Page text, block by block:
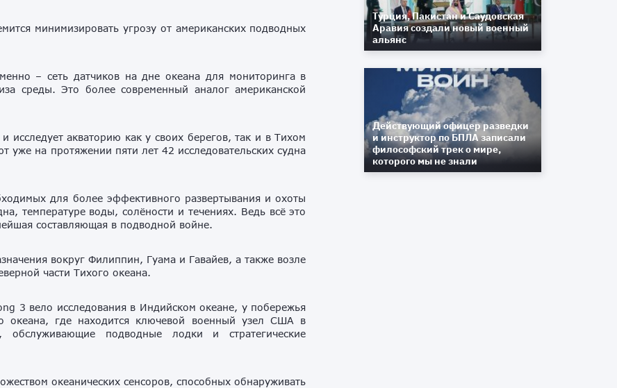
минимизировать угрозу от американских подводных
– сеть датчиков на дне океана для мониторинга в
среды. Это более современный аналог американской
исследует акваторию как у своих берегов, так и в Тихом
на протяжении пяти лет 42 исследовательских судна
для более эффективного развертывания и охоты
температуре воды, солёности и течениях. Ведь всё это
составляющая в подводной войне.
вокруг Филиппин, Гуама и Гавайев, а также возле
части Тихого океана.
3 вело исследования в Индийском океане, у побережья
океана, где находится ключевой военный узел США в
подводные лодки и стратегические
океанических сенсоров, способных обнаруживать
Турция, Пакистан и Саудовская
Аравия создали новый военный
альянс
Действующий офицер разведки
и инструктор по БПЛА записали
философский трек о мире,
которого мы не знали